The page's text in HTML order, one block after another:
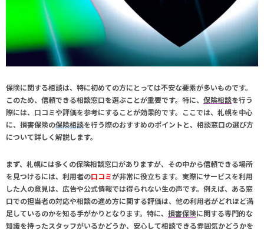
保険に関する相談は、特に初めての方にとっては不安な要素が多いものです。
このため、信頼できる相談窓口を選ぶことが重要です。特に、 保険相談を行う
際には、口コミや評価を参考にすることが効果的です。ここでは、札幌を中心
に、 損害保険の保険相談を行う際のおすすめのポイントと、相談窓口の選び方
について詳しく解説します。
まず、札幌には多くの保険相談窓口がありますが、その中から信頼できる場所
を見つけるには、利用者の口コミが非常に役立ちます。実際にサービスを利用
した人の意見は、広告や公式情報では得られない生の声です。例えば、ある窓
口での担当者の対応や相談の進め方に関する評価は、他の利用者がどれほど満
足しているのかを知る手がかりとなります。特に、 損害保険に関する専門的な
知識を持ったスタッフがいるかどうか、安心して相談できる雰囲気かどうかを